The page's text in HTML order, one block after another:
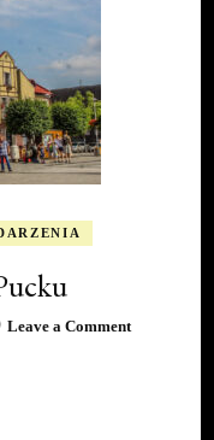
Leave a Commenton